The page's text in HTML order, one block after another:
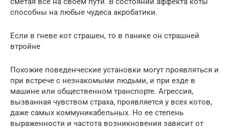
способны на любые чудеса акробатики.
Если в гневе кот страшен, то в панике он страшней
втройне
Похожие поведенческие установки могут проявляться и
при встрече с незнакомыми людьми, и при езде в
машине или общественном транспорте. Агрессия,
вызванная чувством страха, проявляется у всех котов,
даже самых коммуникабельных. Но ее степень
выраженности и частота возникновения зависит от